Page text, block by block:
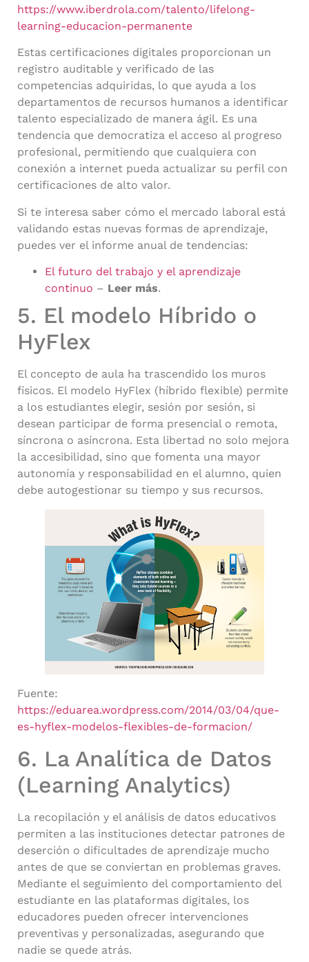
https://www.iberdrola.com/talento/lifelong-
learning-educacion-permanente
Estas certificaciones digitales proporcionan un
registro auditable y verificado de las
competencias adquiridas, lo que ayuda a los
departamentos de recursos humanos a identificar
talento especializado de manera ágil. Es una
tendencia que democratiza el acceso al progreso
profesional, permitiendo que cualquiera con
conexión a internet pueda actualizar su perfil con
certificaciones de alto valor.
Si te interesa saber cómo el mercado laboral está
validando estas nuevas formas de aprendizaje,
puedes ver el informe anual de tendencias:
El futuro del trabajo y el aprendizaje
continuo – Leer más.
5. El modelo Híbrido o
HyFlex
El concepto de aula ha trascendido los muros
físicos. El modelo HyFlex (híbrido flexible) permite
a los estudiantes elegir, sesión por sesión, si
desean participar de forma presencial o remota,
síncrona o asíncrona. Esta libertad no solo mejora
la accesibilidad, sino que fomenta una mayor
autonomía y responsabilidad en el alumno, quien
debe autogestionar su tiempo y sus recursos.
Fuente:
https://eduarea.wordpress.com/2014/03/04/que-
es-hyflex-modelos-flexibles-de-formacion/
6. La Analítica de Datos
(Learning Analytics)
La recopilación y el análisis de datos educativos
permiten a las instituciones detectar patrones de
deserción o dificultades de aprendizaje mucho
antes de que se conviertan en problemas graves.
Mediante el seguimiento del comportamiento del
estudiante en las plataformas digitales, los
educadores pueden ofrecer intervenciones
preventivas y personalizadas, asegurando que
nadie se quede atrás.